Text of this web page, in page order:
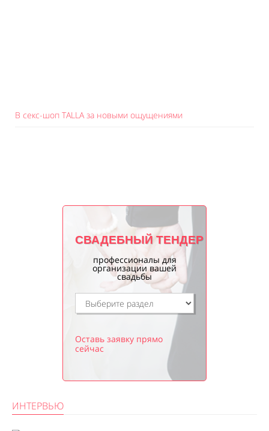
В секс-шоп TALLA за новыми ощущениями
СВАДЕБНЫЙ ТЕНДЕР
профессионалы для
организации вашей
свадьбы
Оставь заявку прямо
сейчас
ИНТЕРВЬЮ